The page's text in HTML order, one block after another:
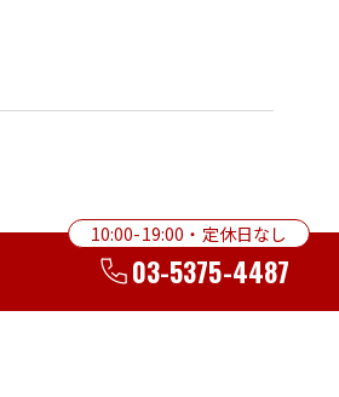
10:00-19:00・定休日なし
03-5375-4487